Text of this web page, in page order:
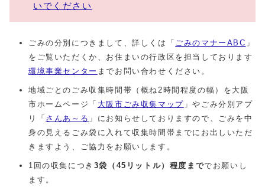
いでください
ごみの分別につきまして、詳しくは「 ごみのマナーABC 」
をご覧いただくか、お住まいの行政区を担当しております
環境事業センター までお問い合わせください。
地域ごとのごみ収集時間帯（概ね2時間程度の幅）を大阪
市ホームページ「 大阪市ごみ収集マップ 」やごみ分別アプ
リ「 さんあ～る 」にお知らせしておりますので、ごみを中
身の見えるごみ袋に入れて収集時間帯までにお出しいただ
きますよう、ご協力をお願いします。
1回の収集につき 3袋（45リットル）程度まででお願いし
ます。